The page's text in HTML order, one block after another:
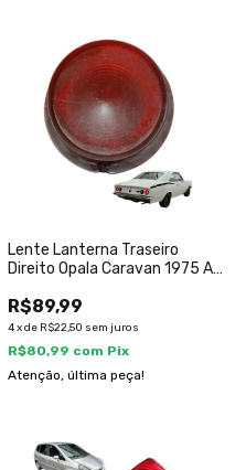
Lente Lanterna Traseiro
Direito Opala Caravan 1975 A
R$89,99
4xde R$22,50 sem juros
R$80,99 com Pix
Atenção, última peça!